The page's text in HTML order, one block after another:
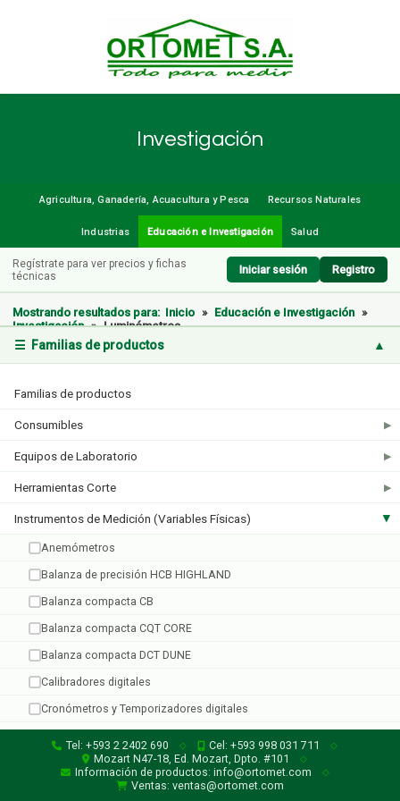
Investigación
Agricultura, Ganadería, Acuacultura y Pesca Recursos Naturales
Industrias Educación e Investigación Salud
Regístrate para ver precios y fichas
técnicas
Iniciar sesión Registro
☰ Familias de productos ▲
Familias de productos
Consumibles ▶
Equipos de Laboratorio ▶
Herramientas Corte ▶
Instrumentos de Medición (Variables Físicas) ▶
Anemómetros
Balanza de precisión HCB HIGHLAND
Balanza compacta CB
Balanza compacta CQT CORE
Balanza compacta DCT DUNE
Calibradores digitales
Cronómetros y Temporizadores digitales
Espectrofotómetros
Mostrando resultados para: Inicio » Educación e Investigación »
Investigación » Luminómetros
1 producto
Tel: +593 2 2402 690 ◇ Cel: +593 998 031 711 ◇
Mozart N47-18, Ed. Mozart, Dpto. #101 ◇
Información de productos: info@ortomet.com ◇
Ventas: ventas@ortomet.com